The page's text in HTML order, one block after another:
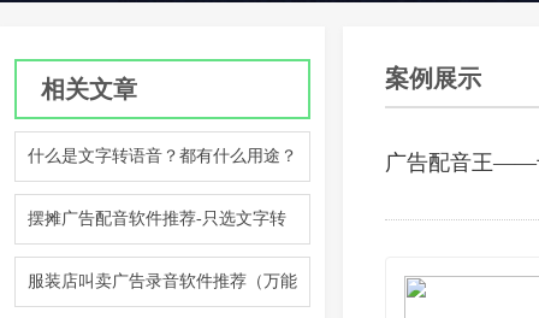
相关文章
什么是文字转语音？都有什么用途？
摆摊广告配音软件推荐-只选文字转
服装店叫卖广告录音软件推荐（万能
案例展示
广告配音王——